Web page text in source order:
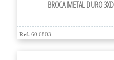
BROCA METAL DURO
Ref. 60.6803